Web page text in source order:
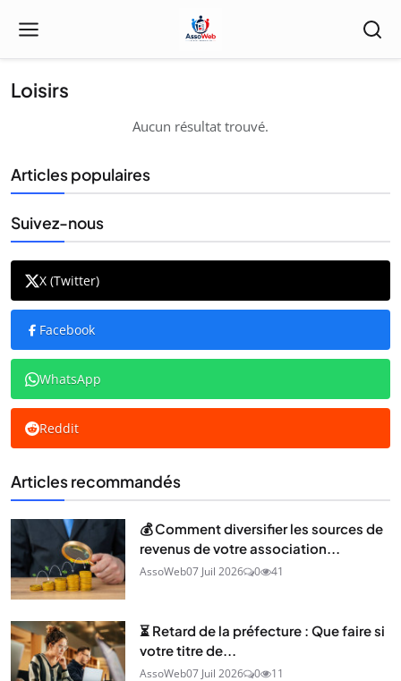
Loisirs
Aucun résultat trouvé.
Articles populaires
Suivez-nous
X (Twitter)
Facebook
WhatsApp
Reddit
Articles recommandés
💰 Comment diversifier les sources de
revenus de votre association...
AssoWeb07 Juil 2026 0 41
⏳ Retard de la préfecture : Que faire si
votre titre de...
AssoWeb07 Juil 2026 0 11